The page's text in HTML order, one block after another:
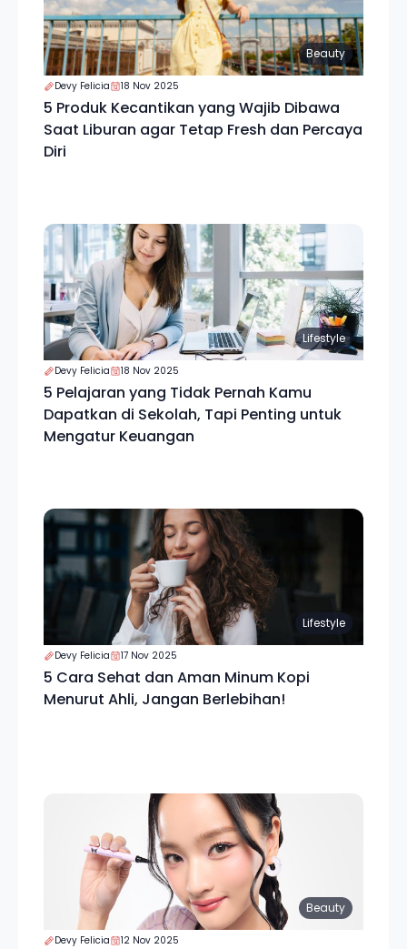
Beauty
Devy Felicia 18 Nov 2025
5 Produk Kecantikan yang Wajib Dibawa
Saat Liburan agar Tetap Fresh dan Percaya
Diri
Lifestyle
Devy Felicia 18 Nov 2025
5 Pelajaran yang Tidak Pernah Kamu
Dapatkan di Sekolah, Tapi Penting untuk
Mengatur Keuangan
Lifestyle
Devy Felicia 17 Nov 2025
5 Cara Sehat dan Aman Minum Kopi
Menurut Ahli, Jangan Berlebihan!
Beauty
Devy Felicia 12 Nov 2025